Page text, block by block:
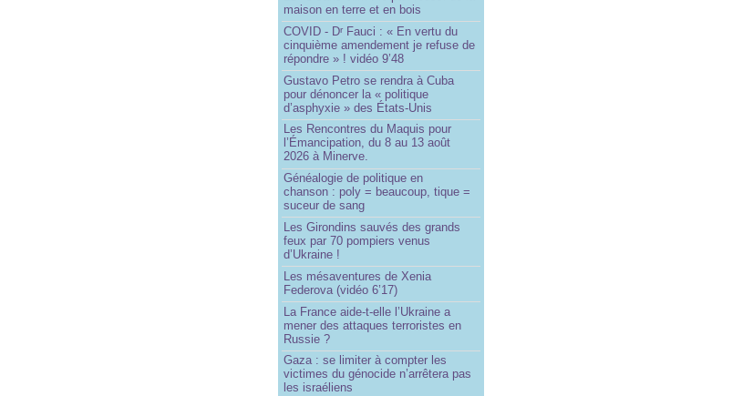
maison en terre et en bois
COVID - Dr Fauci : « En vertu du
cinquième amendement je refuse de
répondre » ! vidéo 9’48
Gustavo Petro se rendra à Cuba
pour dénoncer la « politique
d’asphyxie » des États-Unis
Les Rencontres du Maquis pour
l’Émancipation, du 8 au 13 août
2026 à Minerve.
Généalogie de politique en
chanson : poly = beaucoup, tique =
suceur de sang
Les Girondins sauvés des grands
feux par 70 pompiers venus
d’Ukraine !
Les mésaventures de Xenia
Federova (vidéo 6’17)
La France aide-t-elle l’Ukraine a
mener des attaques terroristes en
Russie ?
Gaza : se limiter à compter les
victimes du génocide n’arrêtera pas
les israéliens